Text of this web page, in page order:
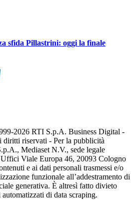
sfida Pillastrini: oggi la finale
2026 RTI S.p.A. Business Digital -
diritti riservati - Per la pubblicità
Mediaset N.V., sede legale
Uffici Viale Europa 46, 20093 Cologno
e ai dati personali trasmessi e/o
funzionale all’addestramento di
generativa. È altresì fatto divieto
di data scraping.